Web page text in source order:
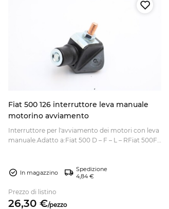
Fiat 500 126 interruttore leva manuale
motorino avviamento
Interruttore per l'avviamento dei motori con leva
manuale.Adatto a:Fiat 500 D – F – L – RFiat 500F
In magazzino
Spedizione
4,84 €
Prezzo di listino
26,30 €/pezzo